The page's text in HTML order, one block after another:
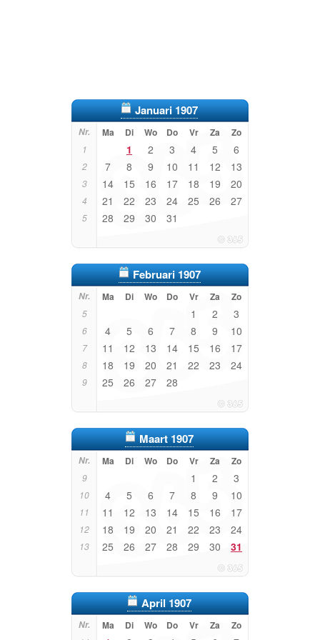
Januari 1907
Nr. Ma Di Wo Do Vr Za Zo
1 1 2 3 4 5 6
2 7 8 9 10 11 12 13
3 14 15 16 17 18 19 20
4 21 22 23 24 25 26 27
5 28 29 30 31
Februari 1907
Nr. Ma Di Wo Do Vr Za Zo
5 1 2 3
6 4 5 6 7 8 9 10
7 11 12 13 14 15 16 17
8 18 19 20 21 22 23 24
9 25 26 27 28
Maart 1907
Nr. Ma Di Wo Do Vr Za Zo
9 1 2 3
10 4 5 6 7 8 9 10
11 11 12 13 14 15 16 17
12 18 19 20 21 22 23 24
13 25 26 27 28 29 30 31
April 1907
Nr. Ma Di Wo Do Vr Za Zo